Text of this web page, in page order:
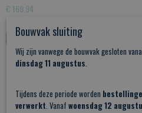
€ 169,94
IN WINKELWAGEN
Bouwvak sluiting
Wij zijn vanwege de bouwvak gesloten
dinsdag 11 augustus.
Tijdens deze periode worden
verwerkt. Vanaf woensdag 12